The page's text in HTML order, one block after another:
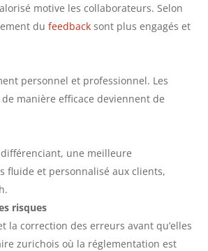
motive les collaborateurs. Selon
du feedbacksont plus engagés et
personnel et professionnel. Les
manière efficace deviennent de
une meilleure
fluide et personnalisé aux clients,
risques
correction des erreurs avant qu’elles
zurichois où la réglementation est